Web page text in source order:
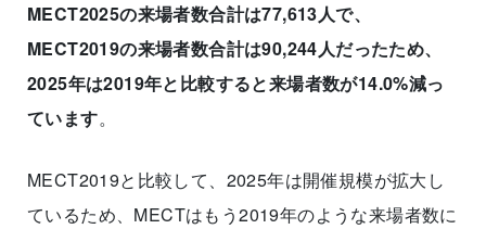
MECT2025の来場者数合計は77,613人で、
MECT2019の来場者数合計は90,244人だったため、
2025年は2019年と比較すると来場者数が14.0%減っ
ています。
MECT2019と比較して、2025年は開催規模が拡大し
ているため、MECTはもう2019年のような来場者数に